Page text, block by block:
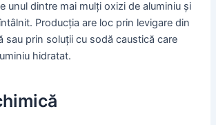
unul dintre mai mulți oxizi de aluminiu și
Producția are loc prin levigare din
sau prin soluții cu sodă caustică care
hidratat.